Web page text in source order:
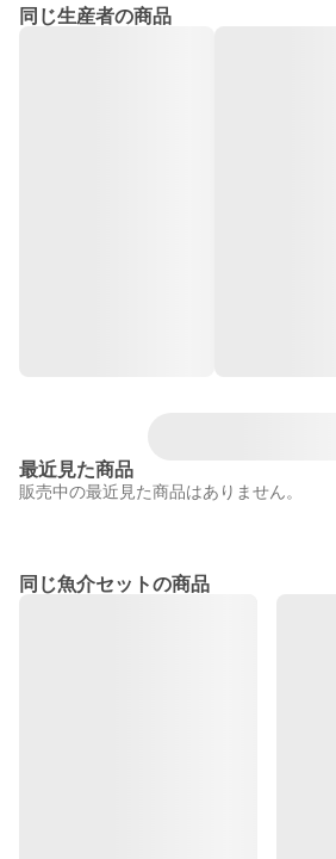
同じ生産者の商品
最近見た商品
販売中の最近見た商品はありません。
同じ魚介セットの商品